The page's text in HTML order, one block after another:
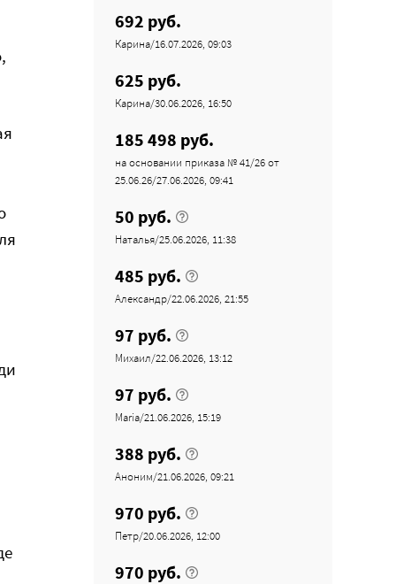
692 руб.
Карина/16.07.2026, 09:03
625 руб.
Карина/30.06.2026, 16:50
185 498 руб.
на основании приказа № 41/26 от
25.06.26/27.06.2026, 09:41
50 руб.
Наталья/25.06.2026, 11:38
485 руб.
Александр/22.06.2026, 21:55
97 руб.
Михаил/22.06.2026, 13:12
97 руб.
Maria/21.06.2026, 15:19
388 руб.
Аноним/21.06.2026, 09:21
970 руб.
Петр/20.06.2026, 12:00
970 руб.